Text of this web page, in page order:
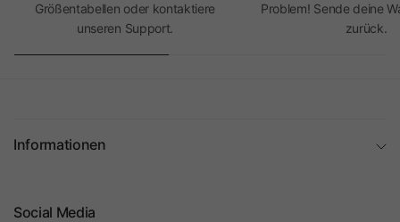
Größentabellen oder kontaktiere
unseren Support.
Problem! Sende deine
zurück.
Informationen
Social Media